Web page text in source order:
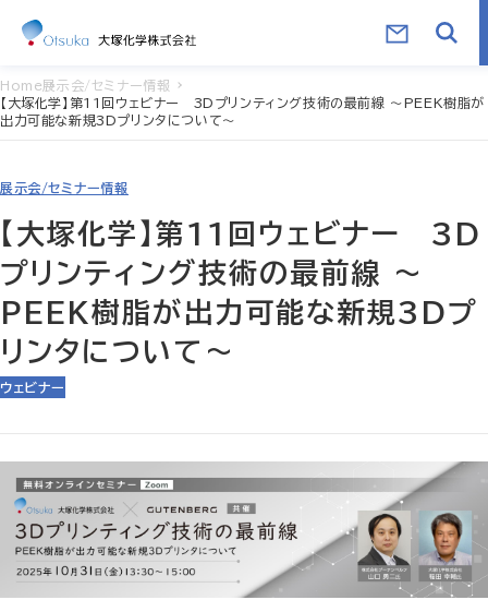
Home 展示会/セミナー情報
【大塚化学】第11回ウェビナー 3Dプリンティング技術の最前線 ～PEEK樹脂が
出力可能な新規3Dプリンタについて～
展示会/セミナー情報
【大塚化学】第11回ウェビナー 3D
プリンティング技術の最前線 ～
PEEK樹脂が出力可能な新規3Dプ
リンタについて～
ウェビナー